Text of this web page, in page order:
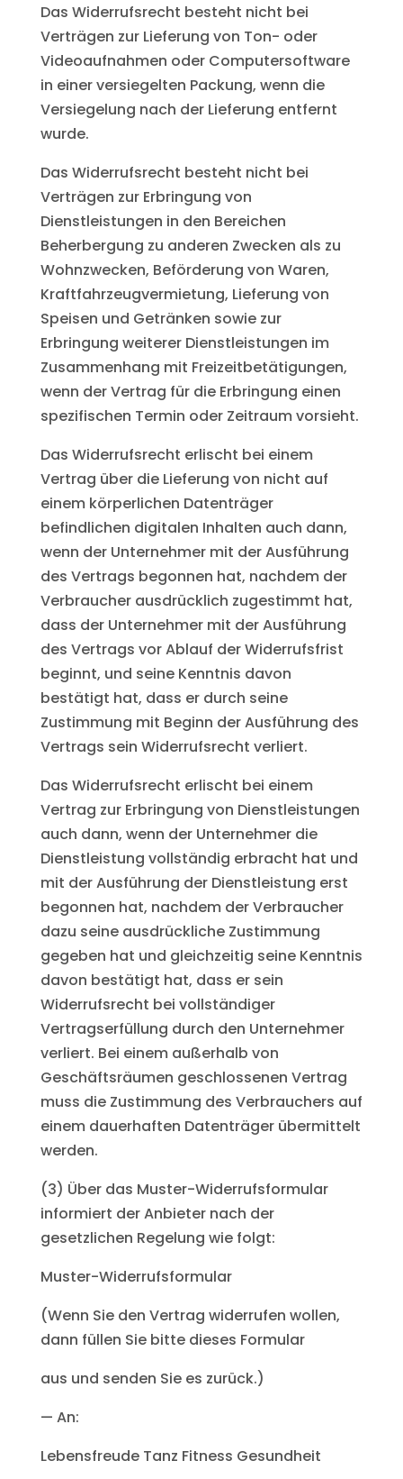
Das Widerrufsrecht besteht nicht bei
Verträgen zur Lieferung von Ton- oder
Videoaufnahmen oder Computersoftware
in einer versiegelten Packung, wenn die
Versiegelung nach der Lieferung entfernt
wurde.
Das Widerrufsrecht besteht nicht bei
Verträgen zur Erbringung von
Dienstleistungen in den Bereichen
Beherbergung zu anderen Zwecken als zu
Wohnzwecken, Beförderung von Waren,
Kraftfahrzeugvermietung, Lieferung von
Speisen und Getränken sowie zur
Erbringung weiterer Dienstleistungen im
Zusammenhang mit Freizeitbetätigungen,
wenn der Vertrag für die Erbringung einen
spezifischen Termin oder Zeitraum vorsieht.
Das Widerrufsrecht erlischt bei einem
Vertrag über die Lieferung von nicht auf
einem körperlichen Datenträger
befindlichen digitalen Inhalten auch dann,
wenn der Unternehmer mit der Ausführung
des Vertrags begonnen hat, nachdem der
Verbraucher ausdrücklich zugestimmt hat,
dass der Unternehmer mit der Ausführung
des Vertrags vor Ablauf der Widerrufsfrist
beginnt, und seine Kenntnis davon
bestätigt hat, dass er durch seine
Zustimmung mit Beginn der Ausführung des
Vertrags sein Widerrufsrecht verliert.
Das Widerrufsrecht erlischt bei einem
Vertrag zur Erbringung von Dienstleistungen
auch dann, wenn der Unternehmer die
Dienstleistung vollständig erbracht hat und
mit der Ausführung der Dienstleistung erst
begonnen hat, nachdem der Verbraucher
dazu seine ausdrückliche Zustimmung
gegeben hat und gleichzeitig seine Kenntnis
davon bestätigt hat, dass er sein
Widerrufsrecht bei vollständiger
Vertragserfüllung durch den Unternehmer
verliert. Bei einem außerhalb von
Geschäftsräumen geschlossenen Vertrag
muss die Zustimmung des Verbrauchers auf
einem dauerhaften Datenträger übermittelt
werden.
(3) Über das Muster-Widerrufsformular
informiert der Anbieter nach der
gesetzlichen Regelung wie folgt:
Muster-Widerrufsformular
(Wenn Sie den Vertrag widerrufen wollen,
dann füllen Sie bitte dieses Formular
aus und senden Sie es zurück.)
— An:
Lebensfreude Tanz Fitness Gesundheit